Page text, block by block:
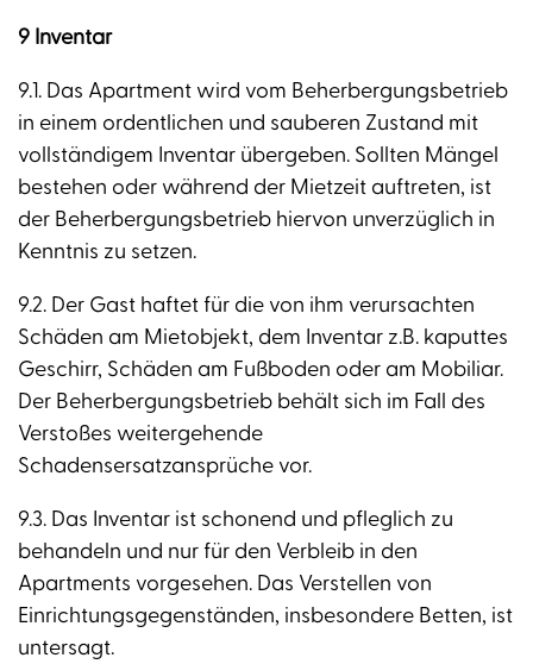
9 Inventar
9.1. Das Apartment wird vom Beherbergungsbetrieb
in einem ordentlichen und sauberen Zustand mit
vollständigem Inventar übergeben. Sollten Mängel
bestehen oder während der Mietzeit auftreten, ist
der Beherbergungsbetrieb hiervon unverzüglich in
Kenntnis zu setzen.
9.2. Der Gast haftet für die von ihm verursachten
Schäden am Mietobjekt, dem Inventar z.B. kaputtes
Geschirr, Schäden am Fußboden oder am Mobiliar.
Der Beherbergungsbetrieb behält sich im Fall des
Verstoßes weitergehende
Schadensersatzansprüche vor.
9.3. Das Inventar ist schonend und pfleglich zu
behandeln und nur für den Verbleib in den
Apartments vorgesehen. Das Verstellen von
Einrichtungsgegenständen, insbesondere Betten, ist
untersagt.